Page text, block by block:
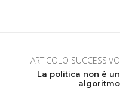
ARTICOLO SUCCESSIVO
La politica non è un
algoritmo